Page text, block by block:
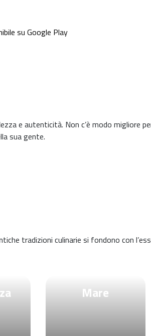
e autenticità. Non c’è modo migliore
sua gente.
tradizioni culinarie si fondono con
Mare